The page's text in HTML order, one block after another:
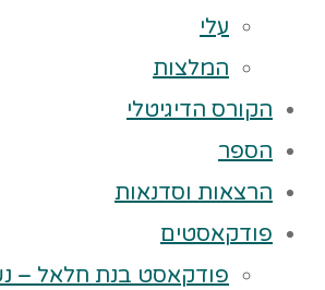
עלי
המלצות
הקורס הדיגיטלי
הספר
הרצאות וסדנאות
פודקאסטים
פודקאסט בנת חלאל –